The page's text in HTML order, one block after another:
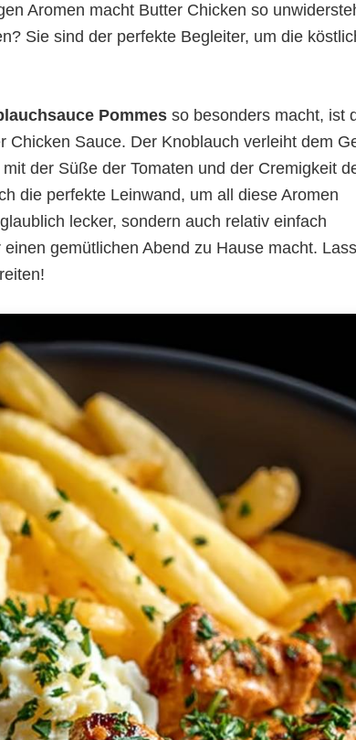
Aromen macht Butter Chicken so
Sie sind der perfekte Begleiter, um die
Pommes so besonders macht, ist
Sauce. Der Knoblauch verleiht dem
der Süße der Tomaten und der Cremigkeit
die perfekte Leinwand, um all diese Aromen
lecker, sondern auch relativ einfach
gemütlichen Abend zu Hause macht.